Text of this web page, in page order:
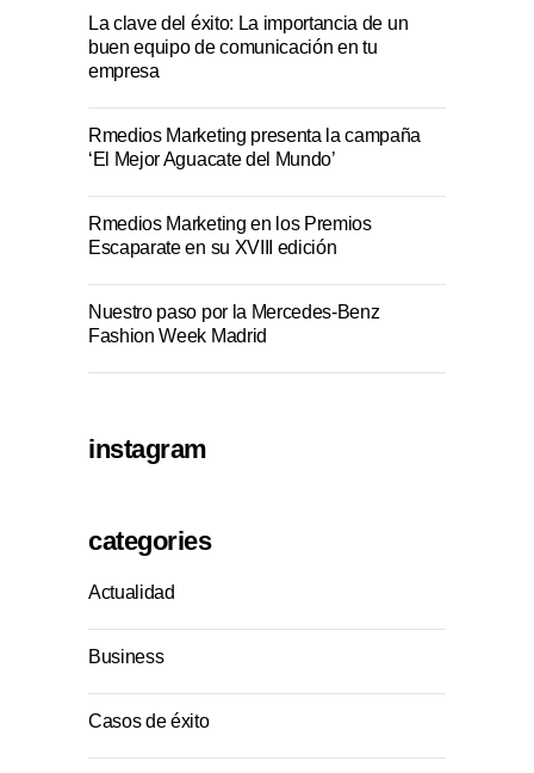
La clave del éxito: La importancia de un
buen equipo de comunicación en tu
empresa
Rmedios Marketing presenta la campaña
‘El Mejor Aguacate del Mundo’
Rmedios Marketing en los Premios
Escaparate en su XVIII edición
Nuestro paso por la Mercedes-Benz
Fashion Week Madrid
instagram
categories
Actualidad
Business
Casos de éxito